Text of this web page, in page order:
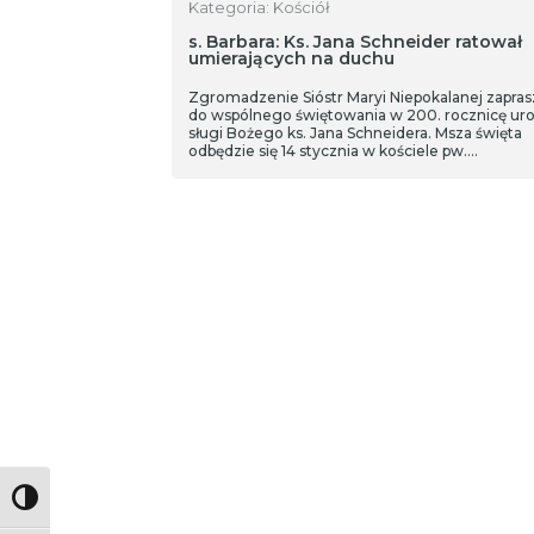
Toggle High Contrast
Kategoria: Kościół
s. Barbara: Ks. Jana Schneider ratował
umierających na duchu
Zgromadzenie Sióstr Maryi Niepokalanej
do wspólnego świętowania w 200. rocznicę
sługi Bożego ks. Jana Schneidera. Msza święta
odbędzie się 14 stycznia w kościele pw.